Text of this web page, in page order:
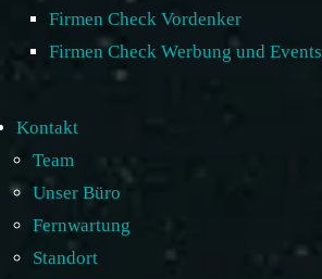
Firmen Check Vordenker
Firmen Check Werbung und Events
Kontakt
Team
Unser Büro
Fernwartung
Standort